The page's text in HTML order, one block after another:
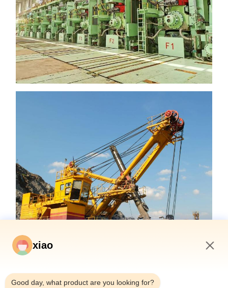
xiao
Good day, what product are you looking for?